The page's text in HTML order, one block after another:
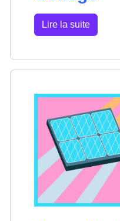
Lire la suite